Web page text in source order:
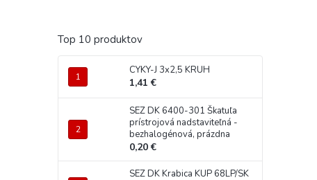
Top 10 produktov
CYKY-J 3x2,5 KRUH
1,41 €
SEZ DK 6400-301 Škatuľa
prístrojová nadstaviteľná -
bezhalogénová, prázdna
0,20 €
SEZ DK Krabica KUP 68LP/SK